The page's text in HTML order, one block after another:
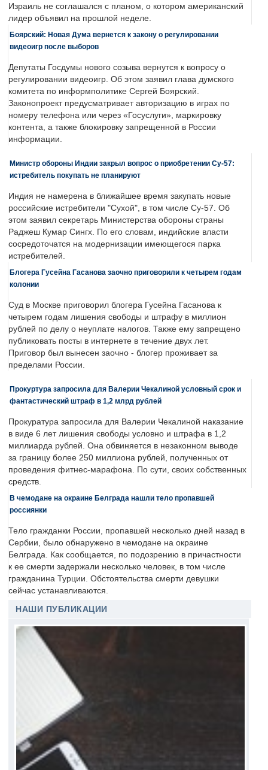
Израиль не соглашался с планом, о котором американский
лидер объявил на прошлой неделе.
Боярский: Новая Дума вернется к закону о регулировании
видеоигр после выборов
Депутаты Госдумы нового созыва вернутся к вопросу о
регулировании видеоигр. Об этом заявил глава думского
комитета по информполитике Сергей Боярский.
Законопроект предусматривает авторизацию в играх по
номеру телефона или через «Госуслуги», маркировку
контента, а также блокировку запрещенной в России
информации.
Министр обороны Индии закрыл вопрос о приобретении Су-57:
истребитель покупать не планируют
Индия не намерена в ближайшее время закупать новые
российские истребители "Сухой", в том числе Су-57. Об
этом заявил секретарь Министерства обороны страны
Раджеш Кумар Сингх. По его словам, индийские власти
сосредоточатся на модернизации имеющегося парка
истребителей.
Блогера Гусейна Гасанова заочно приговорили к четырем годам
колонии
Суд в Москве приговорил блогера Гусейна Гасанова к
четырем годам лишения свободы и штрафу в миллион
рублей по делу о неуплате налогов. Также ему запрещено
публиковать посты в интернете в течение двух лет.
Приговор был вынесен заочно - блогер проживает за
пределами России.
Прокуртура запросила для Валерии Чекалиной условный срок и
фантастический штраф в 1,2 млрд рублей
Прокуратура запросила для Валерии Чекалиной наказание
в виде 6 лет лишения свободы условно и штрафа в 1,2
миллиарда рублей. Она обвиняется в незаконном выводе
за границу более 250 миллиона рублей, полученных от
проведения фитнес-марафона. По сути, своих собственных
средств.
В чемодане на окраине Белграда нашли тело пропавшей
россиянки
Тело гражданки России, пропавшей несколько дней назад в
Сербии, было обнаружено в чемодане на окраине
Белграда. Как сообщается, по подозрению в причастности
к ее смерти задержали несколько человек, в том числе
гражданина Турции. Обстоятельства смерти девушки
сейчас устанавливаются.
НАШИ ПУБЛИКАЦИИ